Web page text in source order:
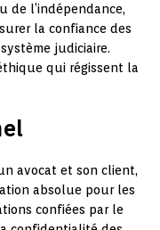
de l’indépendance,
la confiance des
judiciaire.
qui régissent la
avocat et son client,
absolue pour les
confiées par le